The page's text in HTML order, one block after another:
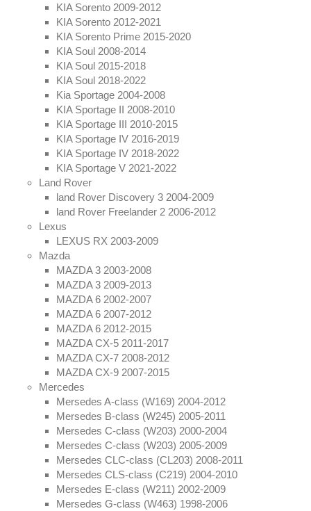
KIA Sorento 2009-2012
KIA Sorento 2012-2021
KIA Sorento Prime 2015-2020
KIA Soul 2008-2014
KIA Soul 2015-2018
KIA Soul 2018-2022
Kia Sportage 2004-2008
KIA Sportage II 2008-2010
KIA Sportage III 2010-2015
KIA Sportage IV 2016-2019
KIA Sportage IV 2018-2022
KIA Sportage V 2021-2022
Land Rover
land Rover Discovery 3 2004-2009
land Rover Freelander 2 2006-2012
Lexus
LEXUS RX 2003-2009
Mazda
MAZDA 3 2003-2008
MAZDA 3 2009-2013
MAZDA 6 2002-2007
MAZDA 6 2007-2012
MAZDA 6 2012-2015
MAZDA CX-5 2011-2017
MAZDA CX-7 2008-2012
MAZDA CX-9 2007-2015
Mercedes
Mersedes A-class (W169) 2004-2012
Mersedes B-class (W245) 2005-2011
Mersedes C-class (W203) 2000-2004
Mersedes C-class (W203) 2005-2009
Mersedes CLC-class (CL203) 2008-2011
Mersedes CLS-class (C219) 2004-2010
Mersedes E-class (W211) 2002-2009
Mersedes G-class (W463) 1998-2006